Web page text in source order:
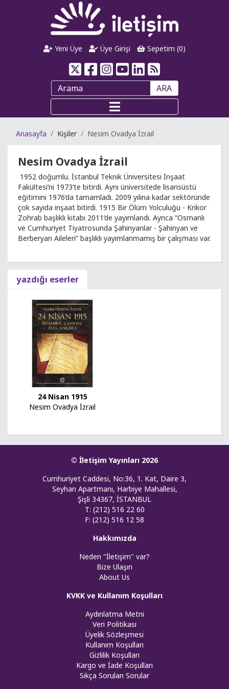
Yeni Üye Üye Girişi Sepetim (0)
ARA
Anasayfa Kişiler Nesim Ovadya İzrail
Nesim Ovadya İzrail
1952 doğumlu. İstanbul Teknik Üniversitesi İnşaat
Fakültesi’ni 1973’te bitirdi. Aynı üniversitede lisansüstü
eğitimini 1976’da tamamladı. 2009 yılına kadar sektöründe
çok sayıda inşaat bitirdi. 1915 Bir Ölüm Yolculuğu - Krikor
Zohrab başlıklı kitabı 2011’de yayımlandı. Ayrıca “Osmanlı
ve Cumhuriyet Tiyatrosunda Şahinyanlar - Şahinyan ve
Berberyan Aileleri” başlıklı yayımlanmamış bir çalışması var.
yazdığı eserler
24 Nisan 1915
Nesim Ovadya İzrail
© İletişim Yayınları 2026
Cumhuriyet Caddesi, No:36, 1. Kat, Daire 3,
Seyhan Apartmanı, Harbiye Mahallesi,
Şişli 34367, İSTANBUL
T: (212) 516 22 60
F: (212) 516 12 58
Hakkımızda
Neden "İletişim" var?
Bize Ulaşın
About Us
KVKK ve Kullanım Koşulları
Aydınlatma Metni
Veri Politikası
Üyelik Sözleşmesi
Kullanım Koşulları
Gizlilik Koşulları
Kargo ve İade Koşulları
Sıkça Sorulan Sorular